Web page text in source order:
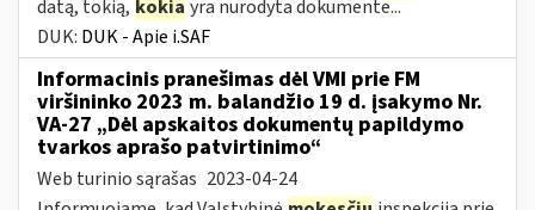
datą, tokią, kokia yra nurodyta dokumente...
DUK: DUK - Apie i.SAF
Informacinis pranešimas dėl VMI prie FM
viršininko 2023 m. balandžio 19 d. įsakymo Nr.
VA-27 „Dėl apskaitos dokumentų papildymo
tvarkos aprašo patvirtinimo“
Web turinio sąrašas 2023-04-24